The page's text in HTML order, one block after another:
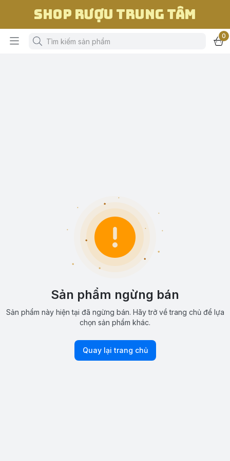
Shop Rượu Trung Tâm
0
Sản phẩm ngừng bán
Sản phẩm này hiện tại đã ngừng bán. Hãy trở về trang chủ để lựa
chọn sản phẩm khác.
Quay lại trang chủ